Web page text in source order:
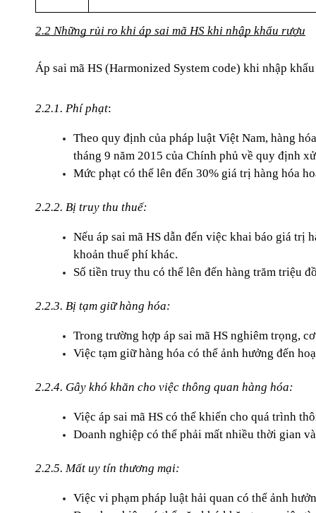
2.2 Những rủi ro khi áp sai mã HS khi nhập khẩu rượu
Áp sai mã HS (Harmonized System code) khi nhập
2.2.1. Phí phạt:
Theo quy định của pháp luật Việt Nam, hàng
tháng 9 năm 2015 của Chính phủ về quy định
Mức phạt có thể lên đến 30% giá trị hàng hóa
2.2.2. Bị truy thu thuế:
Nếu áp sai mã HS dẫn đến việc khai báo giá trị
khoản thuế phí khác.
Số tiền truy thu có thể lên đến hàng trăm triệu
2.2.3. Bị tạm giữ hàng hóa:
Trong trường hợp áp sai mã HS nghiêm trọng,
Việc tạm giữ hàng hóa có thể ảnh hưởng đến
2.2.4. Gây khó khăn cho việc thông quan hàng hóa:
Việc áp sai mã HS có thể khiến cho quá trình
Doanh nghiệp có thể phải mất nhiều thời gian
2.2.5. Mất uy tín thương mại:
Việc vi phạm pháp luật hải quan có thể ảnh